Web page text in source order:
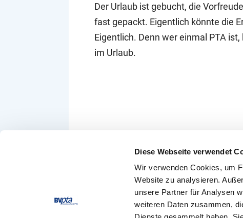
Diese Webseite verwendet
Wir verwenden Cookies, um
Website zu analysieren.
unsere Partner für Analysen
weiteren Daten zusammen,
Der Urlaub ist gebucht, die
fast gepackt. Eigentlich könnte die
Eigentlich. Denn wer einmal PTA
im Urlaub.